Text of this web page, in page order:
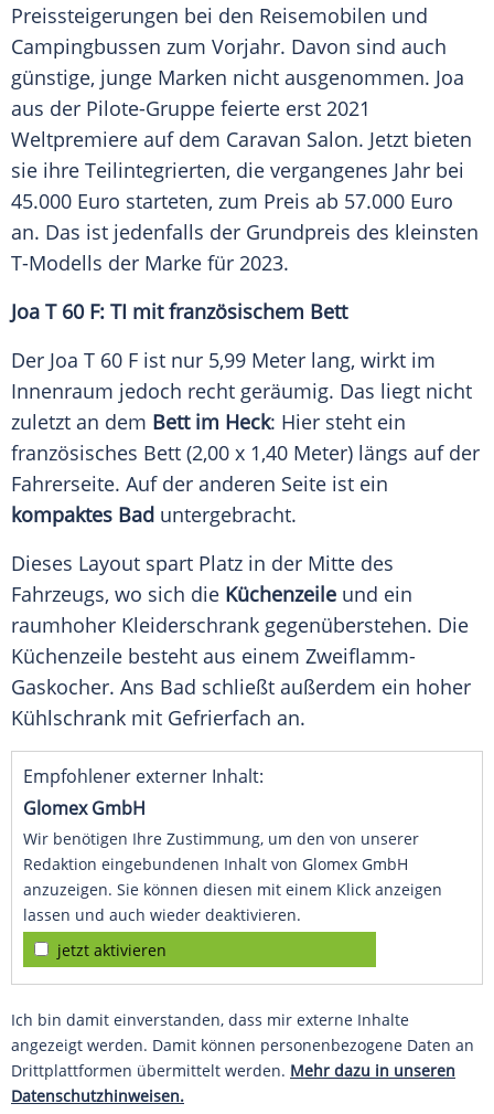
Preissteigerungen bei den Reisemobilen und
Campingbussen zum Vorjahr. Davon sind auch
günstige, junge Marken nicht ausgenommen. Joa
aus der Pilote-Gruppe feierte erst 2021
Weltpremiere auf dem Caravan Salon. Jetzt bieten
sie ihre Teilintegrierten, die vergangenes Jahr bei
45.000 Euro starteten, zum Preis ab 57.000 Euro
an. Das ist jedenfalls der Grundpreis des kleinsten
T-Modells der Marke für 2023.
Joa T 60 F: TI mit französischem Bett
Der Joa T 60 F ist nur 5,99 Meter lang, wirkt im
Innenraum jedoch recht geräumig. Das liegt nicht
zuletzt an dem Bett im Heck: Hier steht ein
französisches Bett (2,00 x 1,40 Meter) längs auf der
Fahrerseite. Auf der anderen Seite ist ein
kompaktes Bad untergebracht.
Dieses Layout spart Platz in der Mitte des
Fahrzeugs, wo sich die Küchenzeile und ein
raumhoher Kleiderschrank gegenüberstehen. Die
Küchenzeile besteht aus einem Zweiflamm-
Gaskocher. Ans Bad schließt außerdem ein hoher
Kühlschrank mit Gefrierfach an.
Empfohlener externer Inhalt:
Glomex GmbH
Wir benötigen Ihre Zustimmung, um den von unserer
Redaktion eingebundenen Inhalt von Glomex GmbH
anzuzeigen. Sie können diesen mit einem Klick anzeigen
lassen und auch wieder deaktivieren.
jetzt aktivieren
Ich bin damit einverstanden, dass mir externe Inhalte
angezeigt werden. Damit können personenbezogene Daten an
Drittplattformen übermittelt werden. Mehr dazu in unseren
Datenschutzhinweisen.